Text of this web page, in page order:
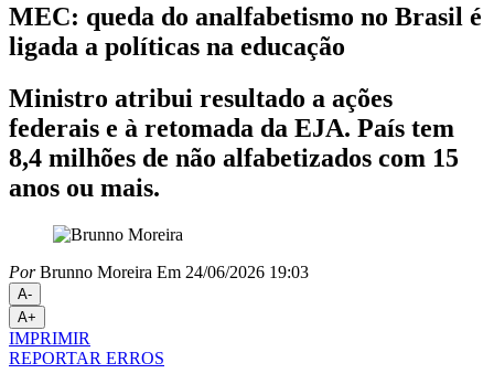
MEC: queda do analfabetismo no Brasil é
ligada a políticas na educação
Ministro atribui resultado a ações
federais e à retomada da EJA. País tem
8,4 milhões de não alfabetizados com 15
anos ou mais.
PorBrunno Moreira Em 24/06/2026 19:03
A-
A+
IMPRIMIR
REPORTAR ERROS